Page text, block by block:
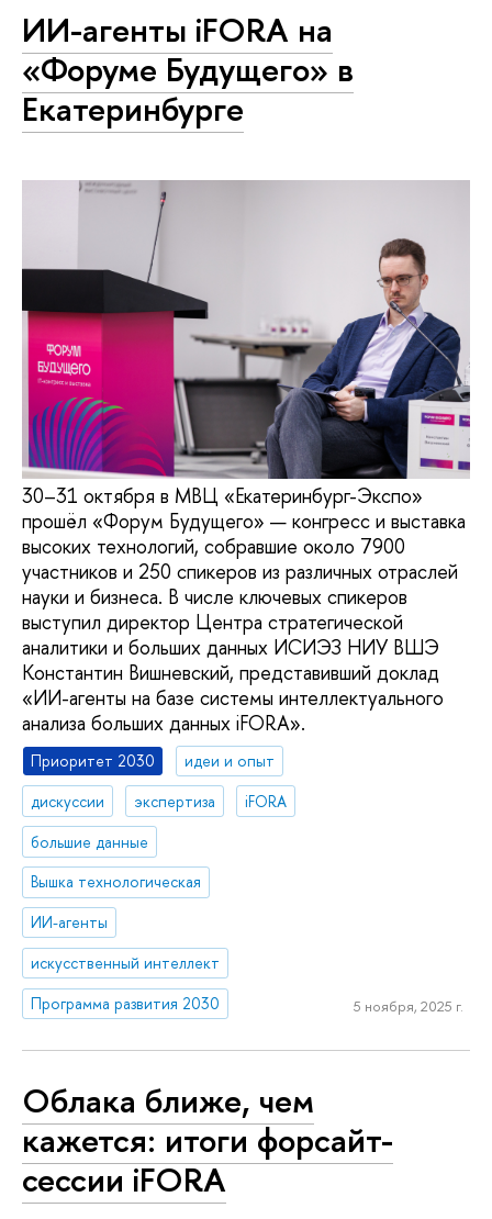
ИИ-агенты iFORA на
«Форуме Будущего» в
Екатеринбурге
30–31 октября в МВЦ «Екатеринбург-Экспо»
прошёл «Форум Будущего» — конгресс и выставка
высоких технологий, собравшие около 7900
участников и 250 спикеров из различных отраслей
науки и бизнеса. В числе ключевых спикеров
выступил директор Центра стратегической
аналитики и больших данных ИСИЭЗ НИУ ВШЭ
Константин Вишневский, представивший доклад
«ИИ-агенты на базе системы интеллектуального
анализа больших данных iFORA».
Приоритет 2030
идеи и опыт
дискуссии
экспертиза
iFORA
большие данные
Вышка технологическая
ИИ-агенты
искусственный интеллект
Программа развития 2030
5 ноября, 2025 г.
Облака ближе, чем
кажется: итоги форсайт-
сессии iFORA